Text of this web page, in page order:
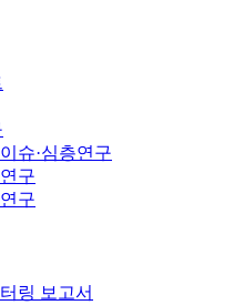
슈·심층연구
구
구
링 보고서